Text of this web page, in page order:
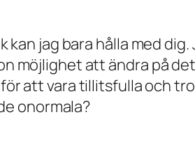
jag bara hålla med
möjlighet att ändra på
att vara tillitsfulla och
onormala?